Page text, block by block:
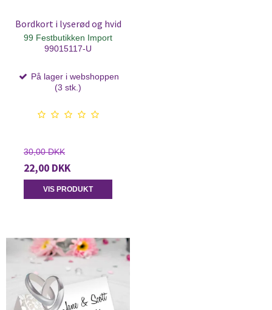
Bordkort i lyserød og hvid
99 Festbutikken Import
99015117-U
På lager i webshoppen
(3 stk.)
30,00 DKK
22,00 DKK
VIS PRODUKT